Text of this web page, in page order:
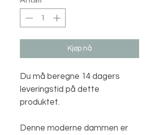
Kjøp nå
Du må beregne 14 dagers
leveringstid på dette
produktet.
Denne moderne dammen er